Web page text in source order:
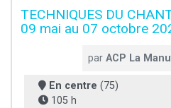
TECHNIQUES DU
09 mai au 07 octobre
parACP La
En centre (75)
105 h